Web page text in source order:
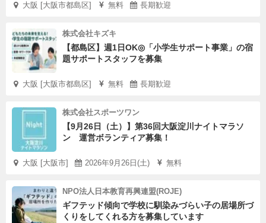
大阪 [大阪市都島区] 無料 長期歓迎
株式会社キズキ
【都島区】週1日OK◎「小学生サポート事業」の宿
題サポートスタッフを募集
大阪 [大阪市都島区] 無料 長期歓迎
株式会社スポーツワン
【9月26日（土）】第36回大阪淀川ナイトマラソ
ン 運営ボランティア募集！
大阪 [大阪市] 2026年9月26日(土) 無料
NPO法人日本教育再興連盟(ROJE)
ギフテッド傾向で学校に馴染みづらい子の居場所づ
くりをしてくれる方を募集しています